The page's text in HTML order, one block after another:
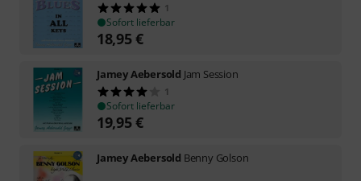
1
Sofort lieferbar
18,95€
Jamey Aebersold Jam Session
1
Sofort lieferbar
19,95€
Jamey Aebersold Benny Golson